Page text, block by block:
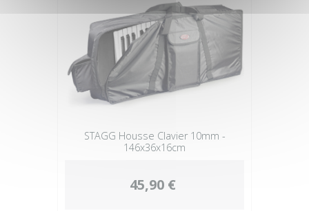
STAGG Housse Clavier 10mm -
146x36x16cm
45,90 €